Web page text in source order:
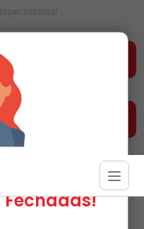
mesmo
conosco